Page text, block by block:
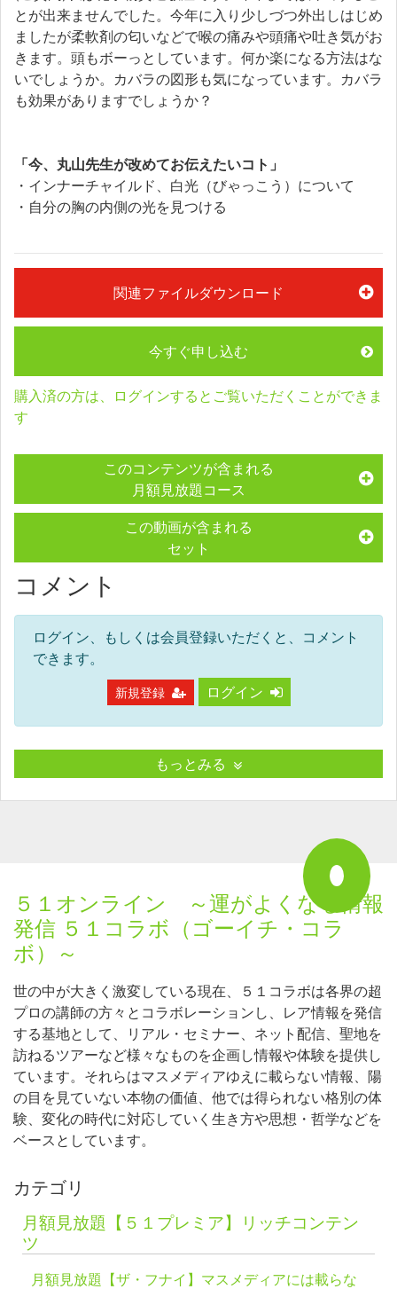
とが出来ませんでした。今年に入り少しづつ外出しはじめ
ましたが柔軟剤の匂いなどで喉の痛みや頭痛や吐き気がお
きます。頭もボーっとしています。何か楽になる方法はな
いでしょうか。カバラの図形も気になっています。カバラ
も効果がありますでしょうか？
「今、丸山先生が改めてお伝えたいコト」
・インナーチャイルド、白光（びゃっこう）について
・自分の胸の内側の光を見つける
関連ファイルダウンロード
今すぐ申し込む
購入済の方は、ログインするとご覧いただくことができま
す
このコンテンツが含まれる
月額見放題コース
この動画が含まれる
セット
コメント
ログイン、もしくは会員登録いただくと、コメント
できます。
新規登録 ログイン
もっとみる
５１オンライン ～運がよくなる情報
発信 ５１コラボ（ゴーイチ・コラ
ボ）～
世の中が大きく激変している現在、５１コラボは各界の超
プロの講師の方々とコラボレーションし、レア情報を発信
する基地として、リアル・セミナー、ネット配信、聖地を
訪ねるツアーなど様々なものを企画し情報や体験を提供し
ています。それらはマスメディアゆえに載らない情報、陽
の目を見ていない本物の価値、他では得られない格別の体
験、変化の時代に対応していく生き方や思想・哲学などを
ベースとしています。
カテゴリ
月額見放題【５１プレミア】リッチコンテン
ツ
月額見放題【ザ・フナイ】マスメディアには載らな